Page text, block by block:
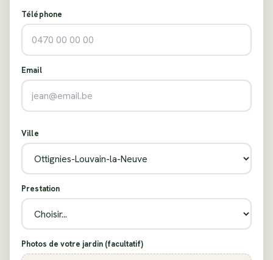
Téléphone
Email
Ville
Prestation
Photos de votre jardin (facultatif)